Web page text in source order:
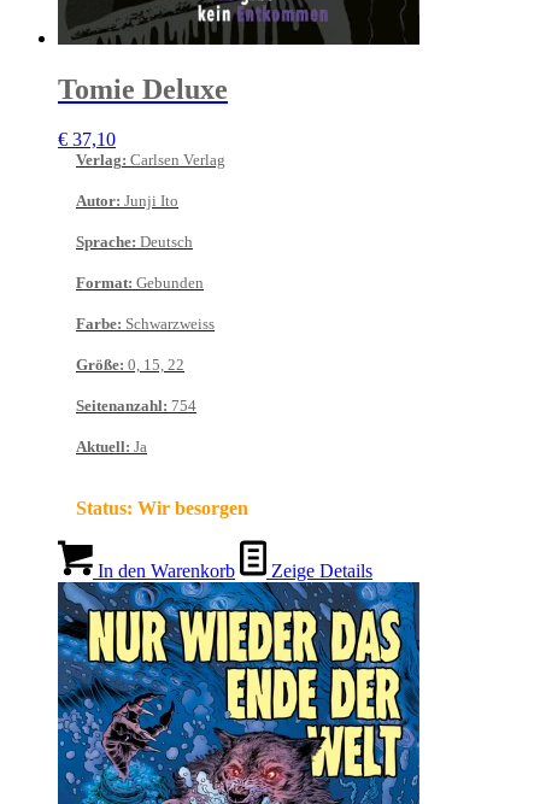
Tomie Deluxe
€ 37,10
Verlag: Carlsen Verlag
Autor: Junji Ito
Sprache: Deutsch
Format: Gebunden
Farbe: Schwarzweiss
Größe: 0, 15, 22
Seitenanzahl: 754
Aktuell: Ja
Status: Wir besorgen
In den Warenkorb Zeige Details